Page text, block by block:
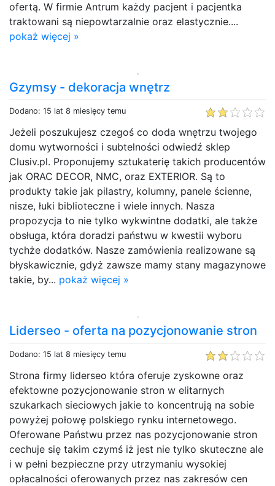
ofertą. W firmie Antrum każdy pacjent i pacjentka
traktowani są niepowtarzalnie oraz elastycznie....
pokaż więcej »
Gzymsy - dekoracja wnętrz
Dodano: 15 lat 8 miesięcy temu
Jeżeli poszukujesz czegoś co doda wnętrzu twojego
domu wytworności i subtelności odwiedź sklep
Clusiv.pl. Proponujemy sztukaterię takich producentów
jak ORAC DECOR, NMC, oraz EXTERIOR. Są to
produkty takie jak pilastry, kolumny, panele ścienne,
nisze, łuki biblioteczne i wiele innych. Nasza
propozycja to nie tylko wykwintne dodatki, ale także
obsługa, która doradzi państwu w kwestii wyboru
tychże dodatków. Nasze zamówienia realizowane są
błyskawicznie, gdyż zawsze mamy stany magazynowe
takie, by... pokaż więcej »
Liderseo - oferta na pozycjonowanie stron
Dodano: 15 lat 8 miesięcy temu
Strona firmy liderseo która oferuje zyskowne oraz
efektowne pozycjonowanie stron w elitarnych
szukarkach sieciowych jakie to koncentrują na sobie
powyżej połowę polskiego rynku internetowego.
Oferowane Państwu przez nas pozycjonowanie stron
cechuje się takim czymś iż jest nie tylko skuteczne ale
i w pełni bezpieczne przy utrzymaniu wysokiej
opłacalności oferowanych przez nas zakresów cen